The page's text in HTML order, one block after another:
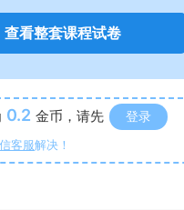
查看整套课程试卷
0.2 金币，请先 登录
客服解决！